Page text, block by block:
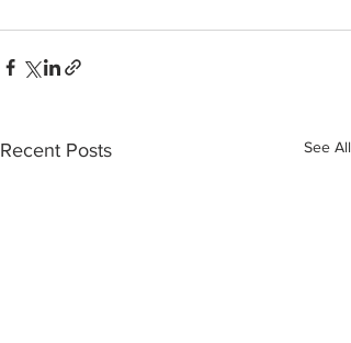
Recent Posts See All